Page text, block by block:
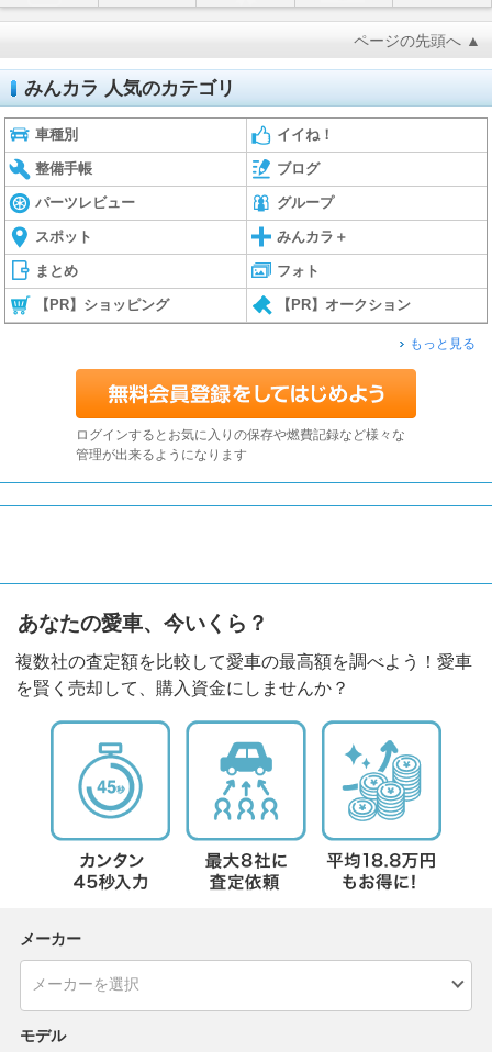
ページの先頭へ ▲
みんカラ 人気のカテゴリ
車種別 イイね！
整備手帳 ブログ
パーツレビュー グループ
スポット みんカラ＋
まとめ フォト
【PR】ショッピング 【PR】オークション
もっと見る
ログインするとお気に入りの保存や燃費記録など様々な
管理が出来るようになります
あなたの愛車、今いくら？
複数社の査定額を比較して愛車の最高額を調べよう！愛車
を賢く売却して、購入資金にしませんか？
メーカー
モデル